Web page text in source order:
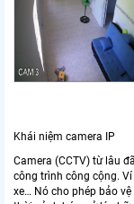
Khái niệm camera IP
Camera (CCTV) từ lâu
công trình công cộng.
xe… Nó cho phép bảo